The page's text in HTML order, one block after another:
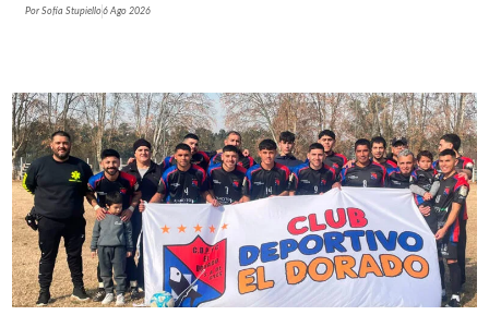
PorSofía Stupiello6 Ago 2026